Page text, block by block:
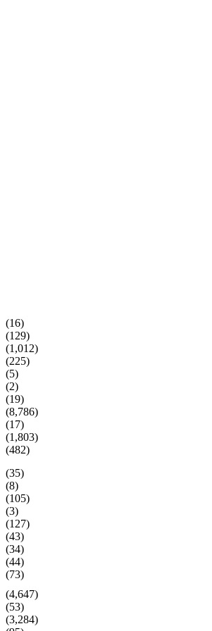
(16)
(129)
(1,012)
(225)
(5)
(2)
(19)
(8,786)
(17)
(1,803)
(482)
(35)
(8)
(105)
(3)
(127)
(43)
(34)
(44)
(73)
(4,647)
(53)
(3,284)